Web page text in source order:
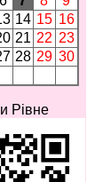
14 15 16
21 22 23
28 29 30
Рівне